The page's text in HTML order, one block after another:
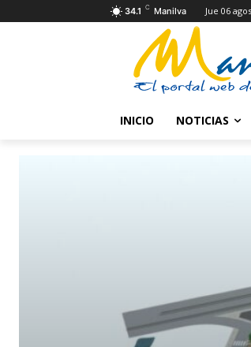
34.1 C Manilva Jue 06
INICIO NOTICIAS